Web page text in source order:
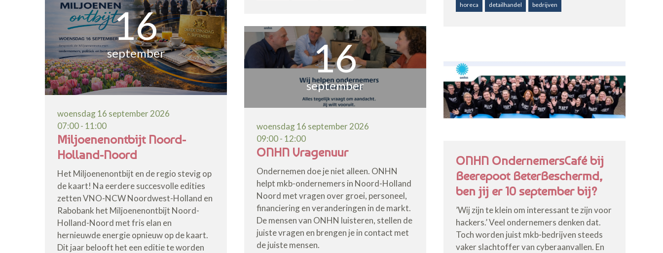
horeca detailhandel bedrijven
16
september
woensdag 16 september 2026
07:00 - 11:00
Miljoenenontbijt Noord-
Holland-Noord
Het Miljoenenontbijt en de regio stevig op
de kaart! Na eerdere succesvolle edities
zetten VNO-NCW Noordwest-Holland en
Rabobank het Miljoenenontbijt Noord-
Holland-Noord met fris elan en
hernieuwde energie opnieuw op de kaart.
Dit jaar belooft het een editie te worden
16
september
woensdag 16 september 2026
09:00 - 12:00
ONHN Vragenuur
Ondernemen doe je niet alleen. ONHN
helpt mkb-ondernemers in Noord-Holland
Noord met vragen over groei, personeel,
financiering en veranderingen in de markt.
De mensen van ONHN luisteren, stellen de
juiste vragen en brengen je in contact met
de juiste mensen.
ONHN OndernemersCafé bij
Beerepoot BeterBeschermd,
ben jij er 10 september bij?
’Wij zijn te klein om interessant te zijn voor
hackers.’ Veel ondernemers denken dat.
Toch worden juist mkb-bedrijven steeds
vaker slachtoffer van cyberaanvallen. En